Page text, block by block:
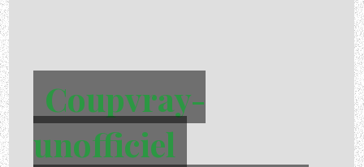
Coupvray-
unofficiel